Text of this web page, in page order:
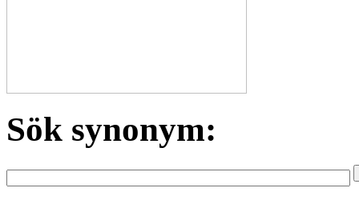
Sök synonym: